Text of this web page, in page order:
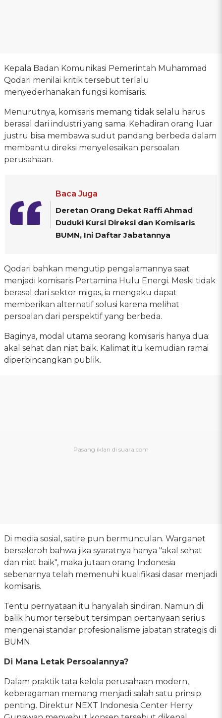
Kepala Badan Komunikasi Pemerintah Muhammad
Qodari menilai kritik tersebut terlalu
menyederhanakan fungsi komisaris.
Menurutnya, komisaris memang tidak selalu harus
berasal dari industri yang sama. Kehadiran orang luar
justru bisa membawa sudut pandang berbeda dalam
membantu direksi menyelesaikan persoalan
perusahaan.
Baca Juga
Deretan Orang Dekat Raffi Ahmad
Duduki Kursi Direksi dan Komisaris
BUMN, Ini Daftar Jabatannya
Qodari bahkan mengutip pengalamannya saat
menjadi komisaris Pertamina Hulu Energi. Meski tidak
berasal dari sektor migas, ia mengaku dapat
memberikan alternatif solusi karena melihat
persoalan dari perspektif yang berbeda.
Baginya, modal utama seorang komisaris hanya dua:
akal sehat dan niat baik. Kalimat itu kemudian ramai
diperbincangkan publik.
Di media sosial, satire pun bermunculan. Warganet
berseloroh bahwa jika syaratnya hanya "akal sehat
dan niat baik", maka jutaan orang Indonesia
sebenarnya telah memenuhi kualifikasi dasar menjadi
komisaris.
Tentu pernyataan itu hanyalah sindiran. Namun di
balik humor tersebut tersimpan pertanyaan serius
mengenai standar profesionalisme jabatan strategis di
BUMN.
Di Mana Letak Persoalannya?
Dalam praktik tata kelola perusahaan modern,
keberagaman memang menjadi salah satu prinsip
penting. Direktur NEXT Indonesia Center Herry